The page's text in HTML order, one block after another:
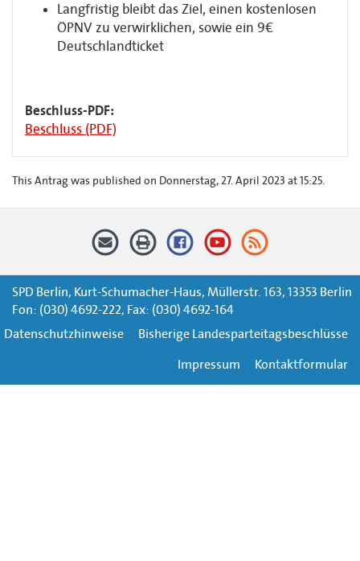
Langfristig bleibt das Ziel, einen kostenlosen
ÖPNV zu verwirklichen, sowie ein 9€
Deutschlandticket
Beschluss-PDF:
Beschluss (PDF)
This Antrag was published on Donnerstag, 27. April 2023 at 15:25.
SPD Berlin, Kurt-Schumacher-Haus, Müllerstr. 163, 13353 Berlin
Fon: (030) 4692-222, Fax: (030) 4692-164
Datenschutzhinweise
Bisherige Landesparteitagsbeschlüsse
Impressum
Kontaktformular